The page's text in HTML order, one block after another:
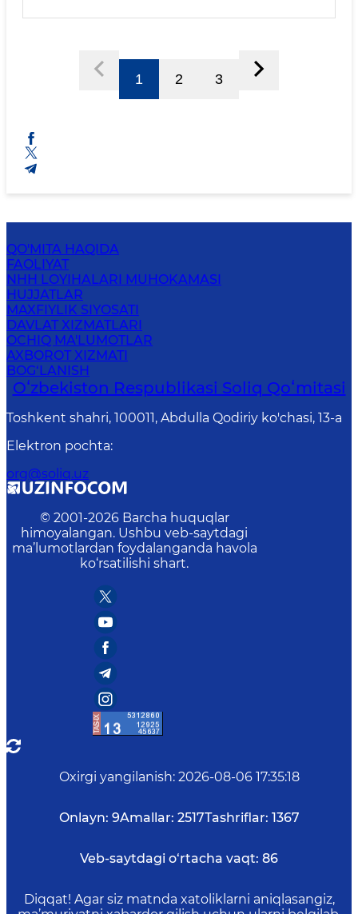
1 2 3
QO'MITA HAQIDA
FAOLIYAT
NHH LOYIHALARI MUHOKAMASI
HUJJATLAR
MAXFIYLIK SIYOSATI
DAVLAT XIZMATLARI
OCHIQ MA'LUMOTLAR
AXBOROT XIZMATI
BOG‘LANISH
Oʻzbekiston Respublikasi Soliq Qoʻmitasi
Toshkent shahri, 100011, Abdulla Qodiriy ko'chasi, 13-a
Elektron pochta:
org@soliq.uz
© 2001-2026 Barcha huquqlar
himoyalangan. Ushbu veb-saytdagi
ma’lumotlardan foydalanganda havola
ko‘rsatilishi shart.
Oxirgi yangilanish: 2026-08-06 17:35:18
Onlayn: 9Amallar: 2517Tashriflar: 1367
Veb-saytdagi o‘rtacha vaqt: 86
Diqqat! Agar siz matnda xatoliklarni aniqlasangiz,